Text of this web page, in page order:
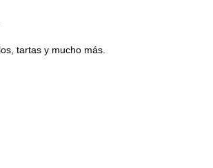
tartas y mucho más.